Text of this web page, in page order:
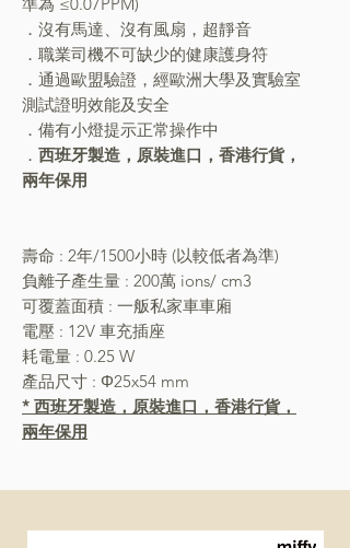
．沒有馬達、沒有風扇，超靜音
．職業司機不可缺少的健康護身符
．通過歐盟驗證，經歐洲大學及實驗室
測試證明效能及安全
．備有小燈提示正常操作中
． 西班牙製造，原裝進口，香港行貨，
兩年保用
壽命 : 2年/1500小時 (以較低者為準)
負離子產生量 : 200萬 ions/ cm3
可覆蓋面積 : 一舨私家車車廂
電壓 : 12V 車充插座
耗電量 : 0.25 W
產品尺寸 : Φ25x54 mm
* 西班牙製造，原裝進口，香港行貨，
兩年保用